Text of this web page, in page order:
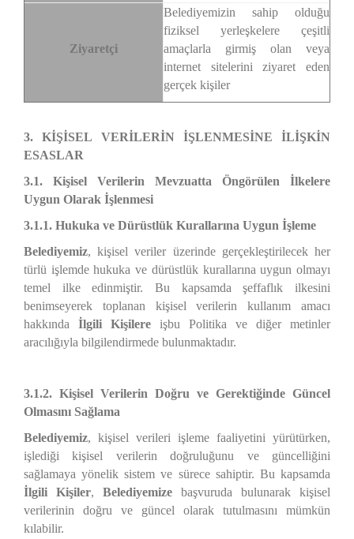
Ziyaretçi
Belediyemizin sahip olduğu
fiziksel yerleşkelere çeşitli
amaçlarla girmiş olan veya
internet sitelerini ziyaret eden
gerçek kişiler
3. KİŞİSEL VERİLERİN İŞLENMESİNE İLİŞKİN
ESASLAR
3.1. Kişisel Verilerin Mevzuatta Öngörülen İlkelere
Uygun Olarak İşlenmesi
3.1.1. Hukuka ve Dürüstlük Kurallarına Uygun İşleme
Belediyemiz, kişisel veriler üzerinde gerçekleştirilecek her
türlü işlemde hukuka ve dürüstlük kurallarına uygun olmayı
temel ilke edinmiştir. Bu kapsamda şeffaflık ilkesini
benimseyerek toplanan kişisel verilerin kullanım amacı
hakkında İlgili Kişilere işbu Politika ve diğer metinler
aracılığıyla bilgilendirmede bulunmaktadır.
3.1.2. Kişisel Verilerin Doğru ve Gerektiğinde Güncel
Olmasını Sağlama
Belediyemiz, kişisel verileri işleme faaliyetini yürütürken,
işlediği kişisel verilerin doğruluğunu ve güncelliğini
sağlamaya yönelik sistem ve sürece sahiptir. Bu kapsamda
İlgili Kişiler, Belediyemize başvuruda bulunarak kişisel
verilerinin doğru ve güncel olarak tutulmasını mümkün
kılabilir.